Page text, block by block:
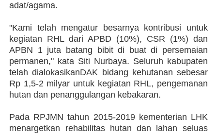
adat/agama.
"Kami telah mengatur besarnya kontribusi untuk
kegiatan RHL dari APBD (10%), CSR (1%) dan
APBN 1 juta batang bibit di buat di persemaian
permanen," kata Siti Nurbaya. Seluruh kabupaten
telah dialokasikanDAK bidang kehutanan sebesar
Rp 1,5-2 milyar untuk kegiatan RHL, pengemanan
hutan dan penanggulangan kebakaran.
Pada RPJMN tahun 2015-2019 kementerian LHK
menargetkan rehabilitas hutan dan lahan seluas